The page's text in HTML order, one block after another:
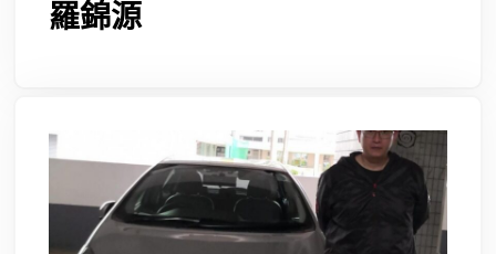
羅錦源